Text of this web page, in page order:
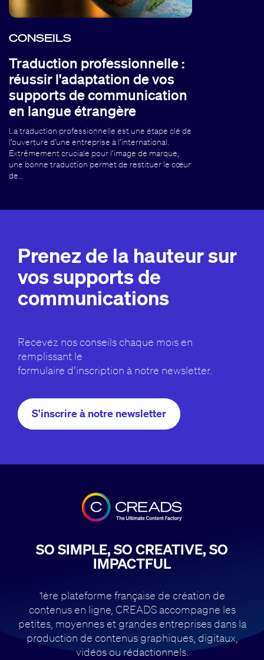
CONSEILS
Traduction professionnelle :
réussir l'adaptation de vos
supports de communication
en langue étrangère
La traduction professionnelle est une étape clé de
l’ouverture d’une entreprise à l’international.
Extrêmement cruciale pour l’image de marque,
une bonne traduction permet de restituer le cœur
de…
Prenez de la hauteur sur
vos supports de
communications
Recevez nos conseils chaque mois en
remplissant le
formulaire d’inscription à notre newsletter.
S'inscrire à notre newsletter
SO SIMPLE, SO CREATIVE, SO
IMPACTFUL
1ère plateforme française de création de
contenus en ligne, CREADS accompagne les
petites, moyennes et grandes entreprises dans la
production de contenus graphiques, digitaux,
vidéos ou rédactionnels.